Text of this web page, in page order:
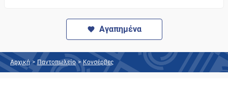
Αγαπημένα
Αρχική > Παντοπωλείο > Κονσέρβες